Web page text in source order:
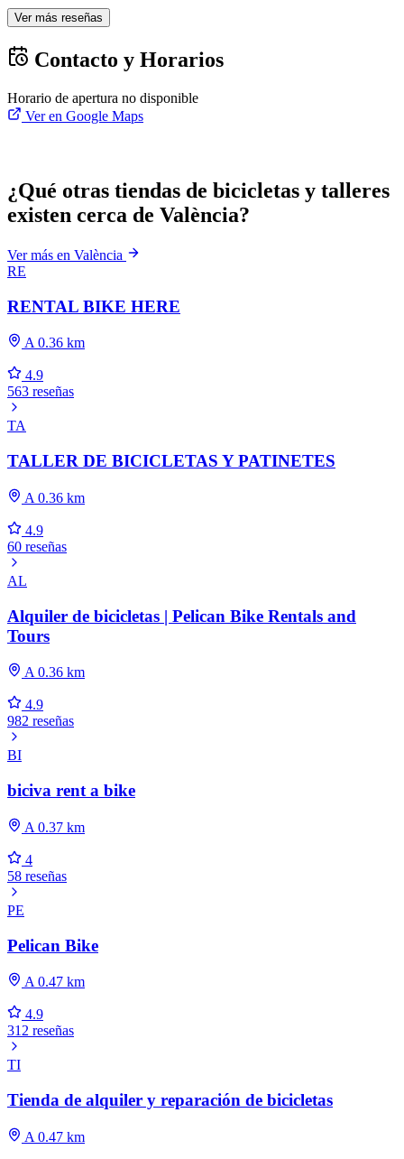
Ver más reseñas
Contacto y Horarios
Horario de apertura no disponible
Ver en Google Maps
¿Qué otras tiendas de bicicletas y talleres
existen cerca de València?
Ver más en València
RE
RENTAL BIKE HERE
A 0.36 km
4.9
563 reseñas
TA
TALLER DE BICICLETAS Y PATINETES
A 0.36 km
4.9
60 reseñas
AL
Alquiler de bicicletas | Pelican Bike Rentals and
Tours
A 0.36 km
4.9
982 reseñas
BI
biciva rent a bike
A 0.37 km
4
58 reseñas
PE
Pelican Bike
A 0.47 km
4.9
312 reseñas
TI
Tienda de alquiler y reparación de bicicletas
A 0.47 km